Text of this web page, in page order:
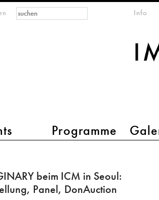
2Programme
Info
Suchformular
Suche
beim ICM in Seoul:
Panel, DonAuction